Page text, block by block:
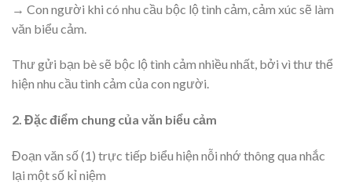
→ Con người khi có nhu cầu bộc lộ tình cảm, cảm xúc sẽ làm
văn biểu cảm.
Thư gửi bạn bè sẽ bộc lộ tình cảm nhiều nhất, bởi vì thư thể
hiện nhu cầu tình cảm của con người.
2. Đặc điểm chung của văn biểu cảm
Đoạn văn số (1) trực tiếp biểu hiện nỗi nhớ thông qua nhắc
lại một số kỉ niệm